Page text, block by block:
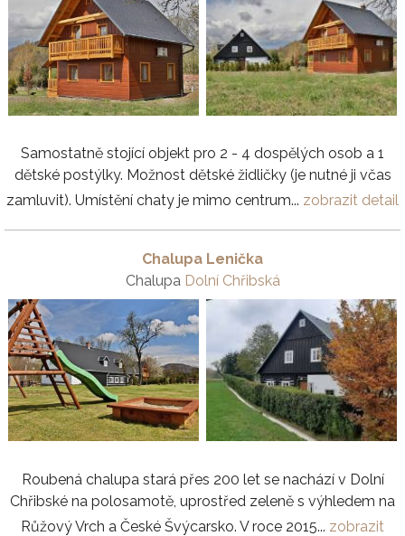
Samostatně stojící objekt pro 2 - 4 dospělých osob a 1
dětské postýlky. Možnost dětské židličky (je nutné ji včas
zamluvit). Umístění chaty je mimo centrum... zobrazit detail
Chalupa Lenička
Chalupa Dolní Chřibská
Roubená chalupa stará přes 200 let se nachází v Dolní
Chřibské na polosamotě, uprostřed zeleně s výhledem na
Růžový Vrch a České Švýcarsko. V roce 2015... zobrazit